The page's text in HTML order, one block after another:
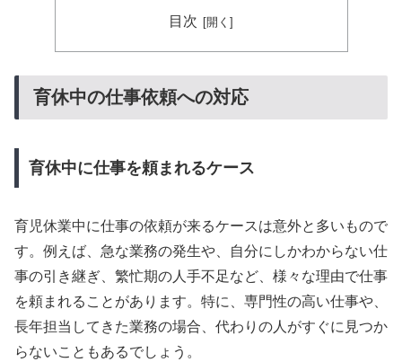
目次
育休中の仕事依頼への対応
育休中に仕事を頼まれるケース
育児休業中に仕事の依頼が来るケースは意外と多いもので
す。例えば、急な業務の発生や、自分にしかわからない仕
事の引き継ぎ、繁忙期の人手不足など、様々な理由で仕事
を頼まれることがあります。特に、専門性の高い仕事や、
長年担当してきた業務の場合、代わりの人がすぐに見つか
らないこともあるでしょう。